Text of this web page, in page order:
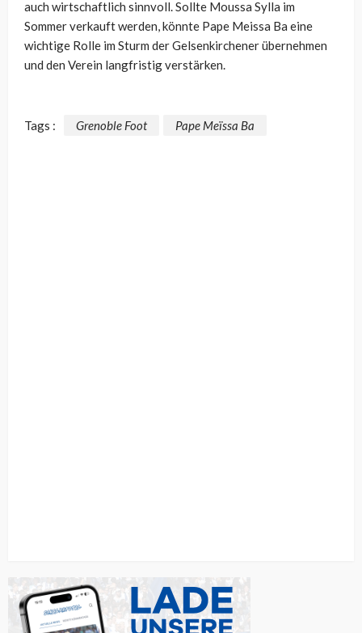
auch wirtschaftlich sinnvoll. Sollte Moussa Sylla im
Sommer verkauft werden, könnte Pape Meissa Ba eine
wichtige Rolle im Sturm der Gelsenkirchener übernehmen
und den Verein langfristig verstärken.
Tags : Grenoble Foot Pape Meïssa Ba